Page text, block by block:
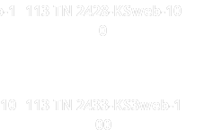
1 113 TN 2428-KSweb-10
0
113 TN 2433-KS3web-1
00